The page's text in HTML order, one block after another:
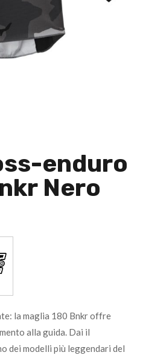
enduro
Nero
la maglia 180 Bnkr offre
alla guida. Dai il
dei modelli più leggendari del